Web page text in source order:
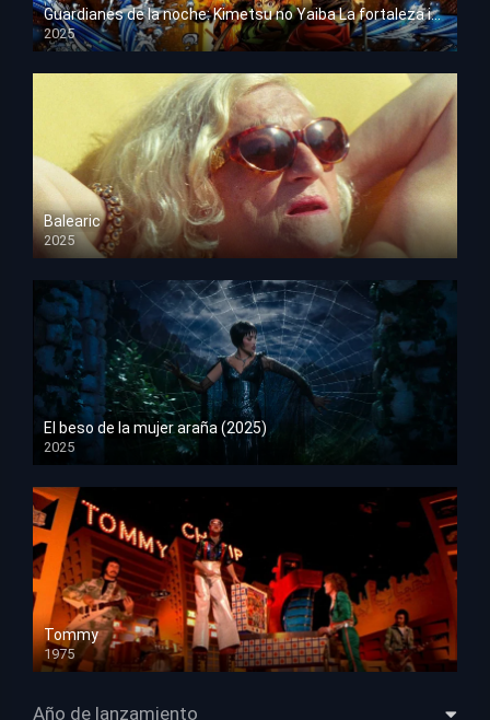
Guardianes de la noche: Kimetsu no Yaiba La fortaleza infinita
2025
HD 1080p
Balearic
2025
HD 1080p
El beso de la mujer araña (2025)
2025
HD 1080p
Tommy
1975
HD 1080p
Año de lanzamiento